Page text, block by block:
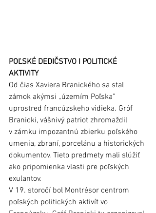
POĽSKÉ DEDIČSTVO I POLITICKÉ
AKTIVITY
Od čias Xaviera Branického sa stal
zámok akýmsi „územím Poľska”
uprostred francúzskeho vidieka. Gróf
Branicki, vášnivý patriot zhromaždil
v zámku impozantnú zbierku poľského
umenia, zbraní, porcelánu a historických
dokumentov. Tieto predmety mali slúžiť
ako pripomienka vlasti pre poľských
exulantov.
V 19. storočí bol Montrésor centrom
poľských politických aktivít vo